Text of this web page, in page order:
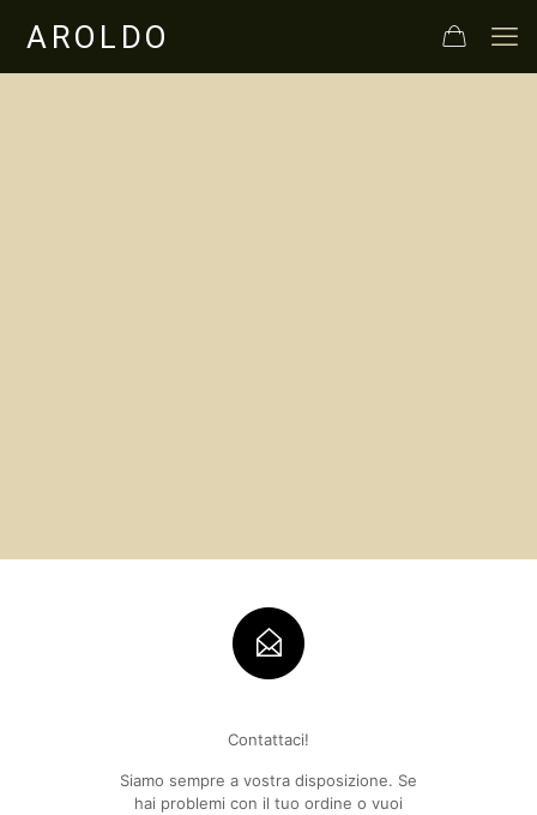
Contattaci!
Siamo sempre a vostra disposizione. Se
hai problemi con il tuo ordine o vuoi